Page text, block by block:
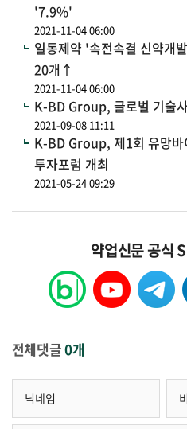
'7.9%'
2021-11-04 06:00
일동제약 '속전속결 신약
20개↑
2021-11-04 06:00
K-BD Group, 글로벌 기술
2021-09-08 11:11
K-BD Group, 제1회 유망바
투자포럼 개최
2021-05-24 09:29
약업신문 공식
전체댓글0개